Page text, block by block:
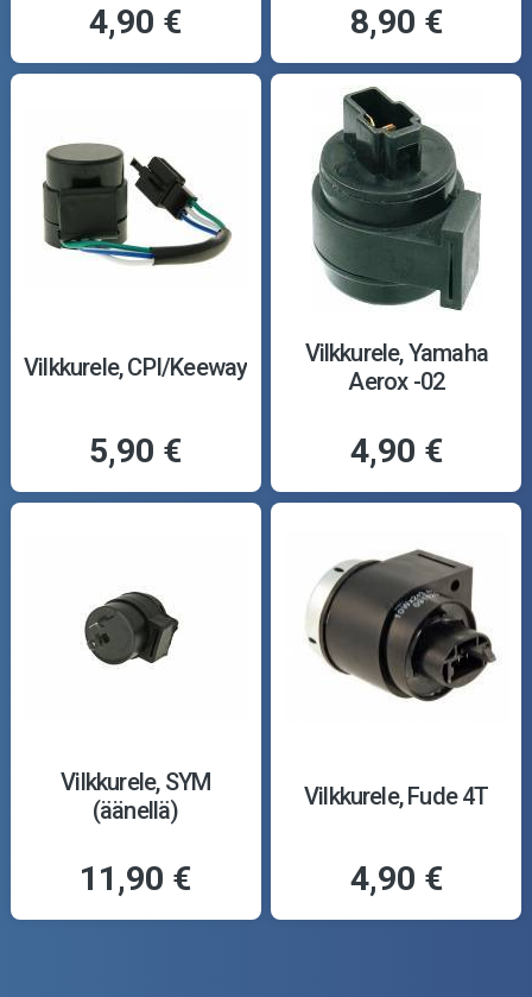
4,90 € 8,90 €
Vilkkurele, CPI/Keeway
5,90 €
Vilkkurele, Yamaha
Aerox -02
4,90 €
Vilkkurele, SYM
(äänellä)
11,90 €
Vilkkurele, Fude 4T
4,90 €